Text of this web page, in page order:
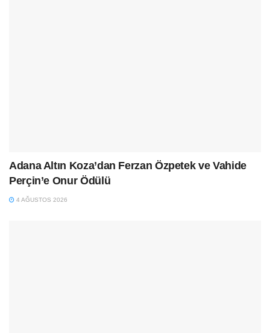
Adana Altın Koza’dan Ferzan Özpetek ve Vahide
Perçin’e Onur Ödülü
4 AĞUSTOS 2026